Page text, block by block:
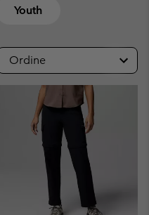
Youth
Ordine